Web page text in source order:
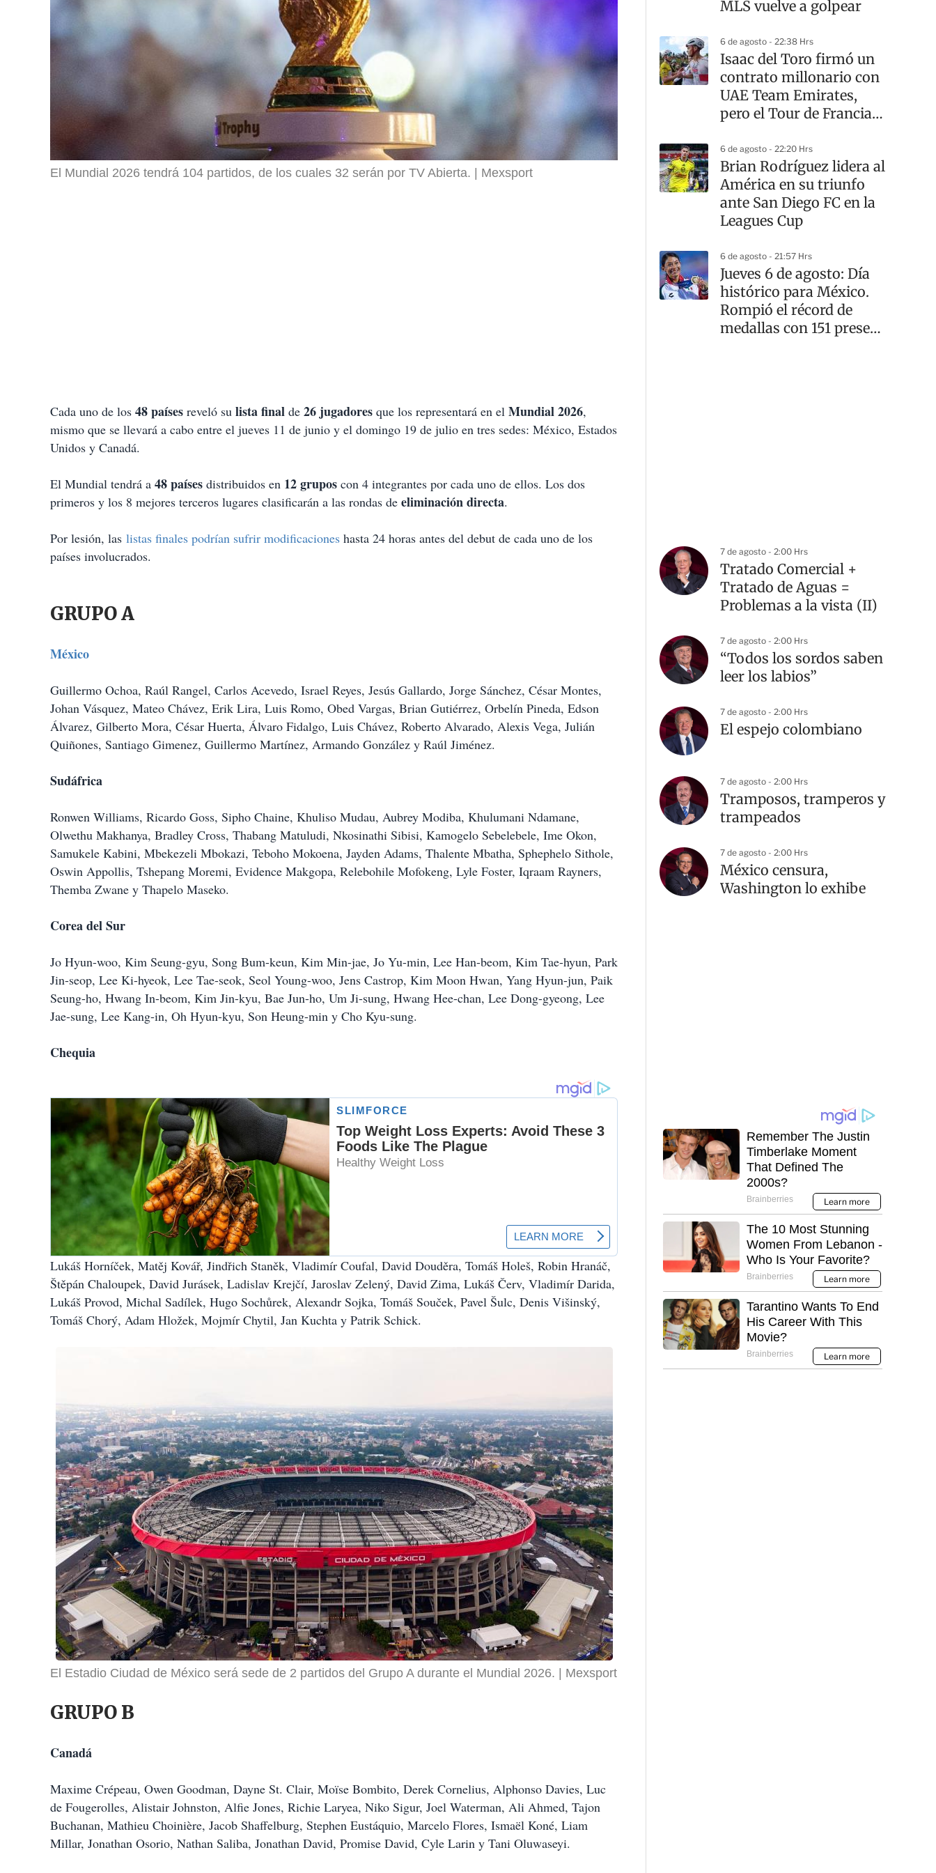
El Mundial 2026 tendrá 104 partidos, de los cuales 32 serán por TV Abierta. Mexsport
Cada uno de los 48 países reveló su lista final de 26 jugadores que los representará en el Mundial 2026,
mismo que se llevará a cabo entre el jueves 11 de junio y el domingo 19 de julio en tres sedes: México, Estados
Unidos y Canadá.
El Mundial tendrá a 48 países distribuidos en 12 grupos con 4 integrantes por cada uno de ellos. Los dos
primeros y los 8 mejores terceros lugares clasificarán a las rondas de eliminación directa.
Por lesión, las listas finales podrían sufrir modificaciones hasta 24 horas antes del debut de cada uno de los
países involucrados.
GRUPO A
México
Guillermo Ochoa, Raúl Rangel, Carlos Acevedo, Israel Reyes, Jesús Gallardo, Jorge Sánchez, César Montes,
Johan Vásquez, Mateo Chávez, Erik Lira, Luis Romo, Obed Vargas, Brian Gutiérrez, Orbelín Pineda, Edson
Álvarez, Gilberto Mora, César Huerta, Álvaro Fidalgo, Luis Chávez, Roberto Alvarado, Alexis Vega, Julián
Quiñones, Santiago Gimenez, Guillermo Martínez, Armando González y Raúl Jiménez.
Sudáfrica
Ronwen Williams, Ricardo Goss, Sipho Chaine, Khuliso Mudau, Aubrey Modiba, Khulumani Ndamane,
Olwethu Makhanya, Bradley Cross, Thabang Matuludi, Nkosinathi Sibisi, Kamogelo Sebelebele, Ime Okon,
Samukele Kabini, Mbekezeli Mbokazi, Teboho Mokoena, Jayden Adams, Thalente Mbatha, Sphephelo Sithole,
Oswin Appollis, Tshepang Moremi, Evidence Makgopa, Relebohile Mofokeng, Lyle Foster, Iqraam Rayners,
Themba Zwane y Thapelo Maseko.
Corea del Sur
Jo Hyun-woo, Kim Seung-gyu, Song Bum-keun, Kim Min-jae, Jo Yu-min, Lee Han-beom, Kim Tae-hyun, Park
Jin-seop, Lee Ki-hyeok, Lee Tae-seok, Seol Young-woo, Jens Castrop, Kim Moon Hwan, Yang Hyun-jun, Paik
Seung-ho, Hwang In-beom, Kim Jin-kyu, Bae Jun-ho, Um Ji-sung, Hwang Hee-chan, Lee Dong-gyeong, Lee
Jae-sung, Lee Kang-in, Oh Hyun-kyu, Son Heung-min y Cho Kyu-sung.
Chequia
Lukáš Horníček, Matěj Kovář, Jindřich Staněk, Vladimír Coufal, David Douděra, Tomáš Holeš, Robin Hranáč,
Štěpán Chaloupek, David Jurásek, Ladislav Krejčí, Jaroslav Zelený, David Zima, Lukáš Červ, Vladimír Darida,
Lukáš Provod, Michal Sadílek, Hugo Sochůrek, Alexandr Sojka, Tomáš Souček, Pavel Šulc, Denis Višinský,
Tomáš Chorý, Adam Hložek, Mojmír Chytil, Jan Kuchta y Patrik Schick.
El Estadio Ciudad de México será sede de 2 partidos del Grupo A durante el Mundial 2026. Mexsport
GRUPO B
Canadá
Maxime Crépeau, Owen Goodman, Dayne St. Clair, Moïse Bombito, Derek Cornelius, Alphonso Davies, Luc
de Fougerolles, Alistair Johnston, Alfie Jones, Richie Laryea, Niko Sigur, Joel Waterman, Ali Ahmed, Tajon
Buchanan, Mathieu Choinière, Jacob Shaffelburg, Stephen Eustáquio, Marcelo Flores, Ismaël Koné, Liam
Millar, Jonathan Osorio, Nathan Saliba, Jonathan David, Promise David, Cyle Larin y Tani Oluwaseyi.
MLS vuelve a golpear
6 de agosto - 22:38 Hrs
Isaac del Toro firmó un
contrato millonario con
UAE Team Emirates,
pero el Tour de Francia
dueño
6 de agosto - 22:20 Hrs
Brian Rodríguez lidera al
América en su triunfo
ante San Diego FC en la
Leagues Cup
6 de agosto - 21:57 Hrs
Jueves 6 de agosto: Día
histórico para México.
Rompió el récord de
medallas con 151 preseas
7 de agosto - 2:00 Hrs
Tratado Comercial +
Tratado de Aguas =
Problemas a la vista (II)
7 de agosto - 2:00 Hrs
“Todos los sordos saben
leer los labios”
7 de agosto - 2:00 Hrs
El espejo colombiano
7 de agosto - 2:00 Hrs
Tramposos, tramperos y
trampeados
7 de agosto - 2:00 Hrs
México censura,
Washington lo exhibe